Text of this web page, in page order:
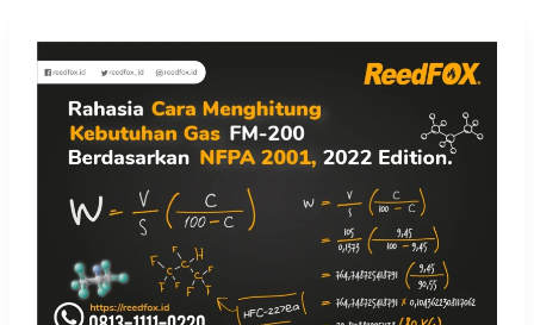
Application
System